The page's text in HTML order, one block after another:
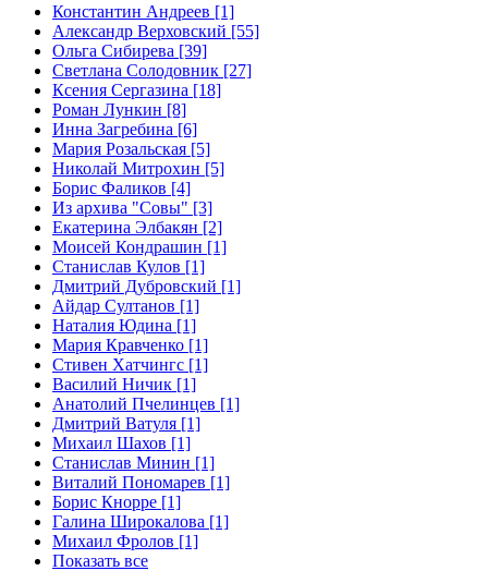
Константин Андреев [1]
Александр Верховский [55]
Ольга Сибирева [39]
Светлана Солодовник [27]
Ксения Сергазина [18]
Роман Лункин [8]
Инна Загребина [6]
Мария Розальская [5]
Николай Митрохин [5]
Борис Фаликов [4]
Из архива "Совы" [3]
Екатерина Элбакян [2]
Моисей Кондрашин [1]
Станислав Кулов [1]
Дмитрий Дубровский [1]
Айдар Султанов [1]
Наталия Юдина [1]
Мария Кравченко [1]
Стивен Хатчингс [1]
Василий Ничик [1]
Анатолий Пчелинцев [1]
Дмитрий Ватуля [1]
Михаил Шахов [1]
Станислав Минин [1]
Виталий Пономарев [1]
Борис Кнорре [1]
Галина Широкалова [1]
Михаил Фролов [1]
Показать все